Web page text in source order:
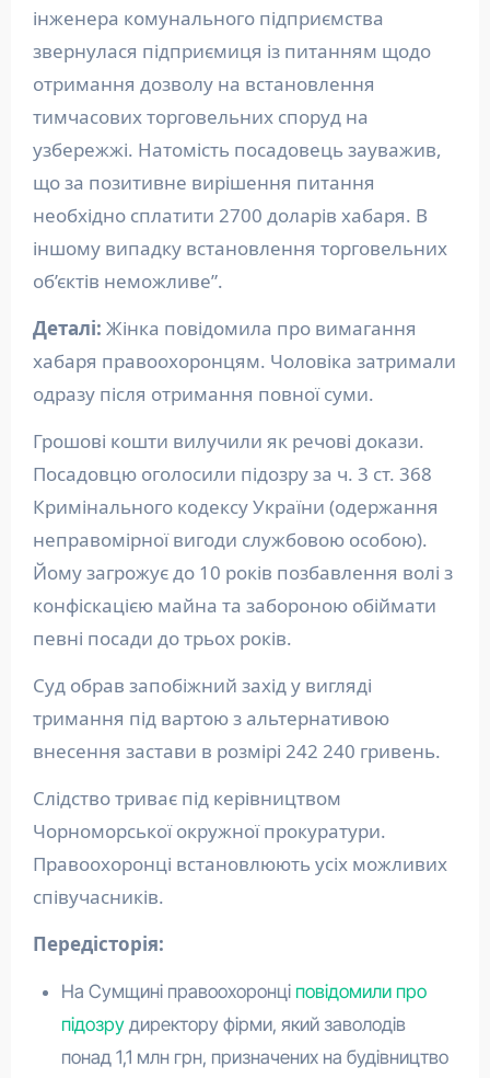
інженера комунального підприємства
звернулася підприємиця із питанням щодо
отримання дозволу на встановлення
тимчасових торговельних споруд на
узбережжі. Натомість посадовець зауважив,
що за позитивне вирішення питання
необхідно сплатити 2700 доларів хабаря. В
іншому випадку встановлення торговельних
об’єктів неможливе”.
Деталі: Жінка повідомила про вимагання
хабаря правоохоронцям. Чоловіка затримали
одразу після отримання повної суми.
Грошові кошти вилучили як речові докази.
Посадовцю оголосили підозру за ч. 3 ст. 368
Кримінального кодексу України (одержання
неправомірної вигоди службовою особою).
Йому загрожує до 10 років позбавлення волі з
конфіскацією майна та забороною обіймати
певні посади до трьох років.
Суд обрав запобіжний захід у вигляді
тримання під вартою з альтернативою
внесення застави в розмірі 242 240 гривень.
Слідство триває під керівництвом
Чорноморської окружної прокуратури.
Правоохоронці встановлюють усіх можливих
співучасників.
Передісторія:
На Сумщині правоохоронці повідомили про
підозрудиректору фірми, який заволодів
понад 1,1 млн грн, призначених на будівництво